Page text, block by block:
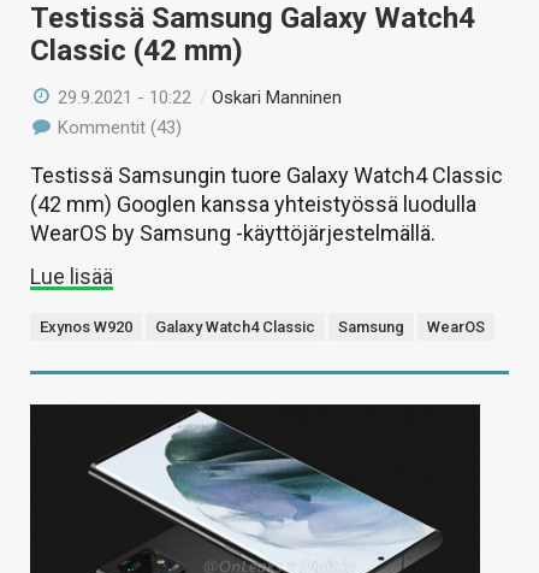
Testissä Samsung Galaxy Watch4
Classic (42 mm)
29.9.2021 - 10:22 /Oskari Manninen
Kommentit (43)
Testissä Samsungin tuore Galaxy Watch4 Classic
(42 mm) Googlen kanssa yhteistyössä luodulla
WearOS by Samsung -käyttöjärjestelmällä.
Lue lisää
Exynos W920 Galaxy Watch4 Classic Samsung WearOS